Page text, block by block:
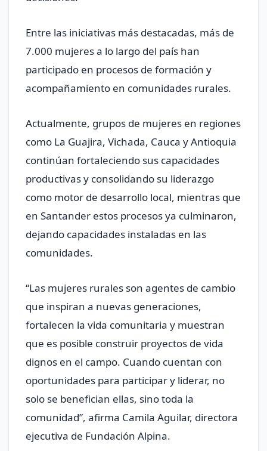
Entre las iniciativas más destacadas, más de
7.000 mujeres a lo largo del país han
participado en procesos de formación y
acompañamiento en comunidades rurales.
Actualmente, grupos de mujeres en regiones
como La Guajira, Vichada, Cauca y Antioquia
continúan fortaleciendo sus capacidades
productivas y consolidando su liderazgo
como motor de desarrollo local, mientras que
en Santander estos procesos ya culminaron,
dejando capacidades instaladas en las
comunidades.
“Las mujeres rurales son agentes de cambio
que inspiran a nuevas generaciones,
fortalecen la vida comunitaria y muestran
que es posible construir proyectos de vida
dignos en el campo. Cuando cuentan con
oportunidades para participar y liderar, no
solo se benefician ellas, sino toda la
comunidad”, afirma Camila Aguilar, directora
ejecutiva de Fundación Alpina.